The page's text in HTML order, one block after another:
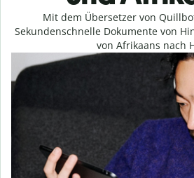
Mit dem Übersetzer von
Sekundenschnelle Dokumente von
von Afrikaans nach